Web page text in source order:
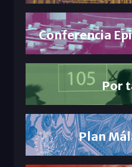
Conferencia
Por
Plan